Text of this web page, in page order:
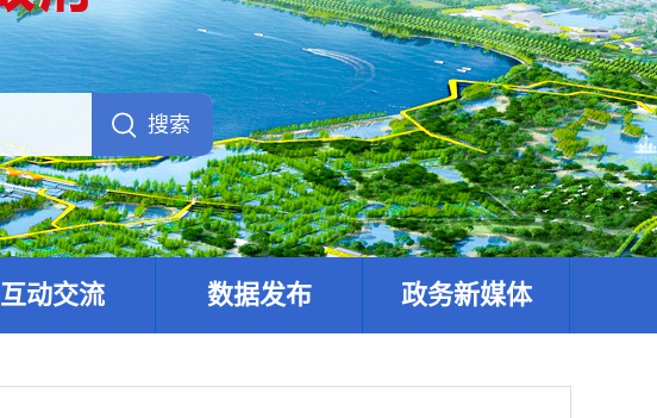
互动交流 数据发布 政务新媒体